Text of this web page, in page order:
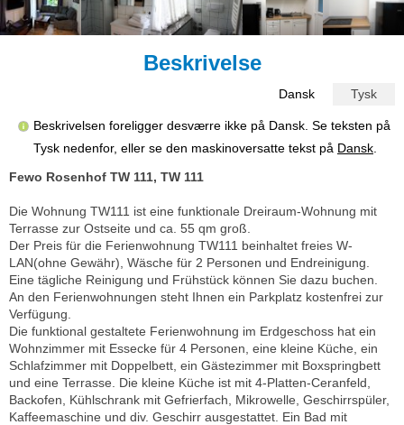
Beskrivelse
Dansk Tysk
Beskrivelsen foreligger desværre ikke på Dansk. Se teksten på
Tysk nedenfor, eller se den maskinoversatte tekst på Dansk
Fewo Rosenhof TW 111, TW 111
Die Wohnung TW111 ist eine funktionale Dreiraum-Wohnung mit
Terrasse zur Ostseite und ca. 55 qm groß.
Der Preis für die Ferienwohnung TW111 beinhaltet freies W-
LAN(ohne Gewähr), Wäsche für 2 Personen und Endreinigung.
Eine tägliche Reinigung und Frühstück können Sie dazu buchen.
An den Ferienwohnungen steht Ihnen ein Parkplatz kostenfrei zur
Verfügung.
Die funktional gestaltete Ferienwohnung im Erdgeschoss hat ein
Wohnzimmer mit Essecke für 4 Personen, eine kleine Küche, ein
Schlafzimmer mit Doppelbett, ein Gästezimmer mit Boxspringbett
und eine Terrasse. Die kleine Küche ist mit 4-Platten-Ceranfeld,
Backofen, Kühlschrank mit Gefrierfach, Mikrowelle, Geschirrspüler,
Kaffeemaschine und div. Geschirr ausgestattet. Ein Bad mit